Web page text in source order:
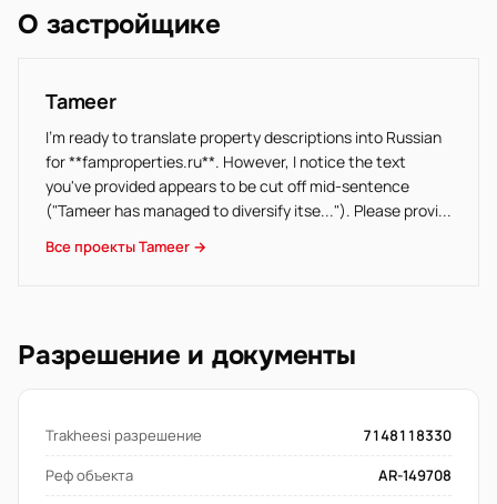
О застройщике
Tameer
I'm ready to translate property descriptions into Russian
for **famproperties.ru**. However, I notice the text
you've provided appears to be cut off mid-sentence
("Tameer has managed to diversify itse..."). Please provi...
Все проекты Tameer →
Разрешение и документы
Trakheesi разрешение
7148118330
Реф объекта
AR-149708